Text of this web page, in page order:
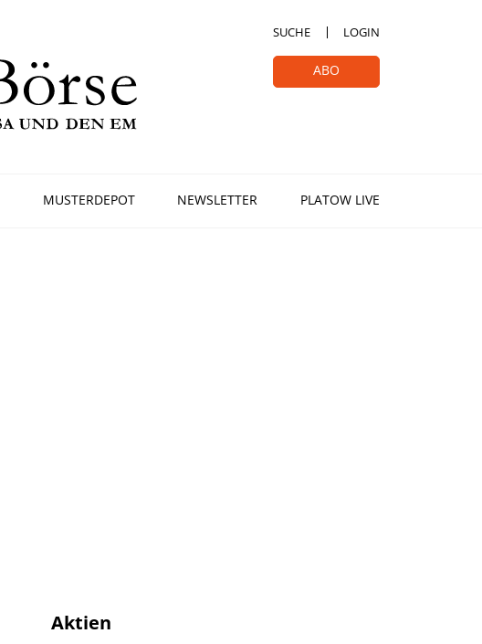
SUCHE LOGIN
ABO
MUSTERDEPOT NEWSLETTER
PLATOW LIVE
Aktien